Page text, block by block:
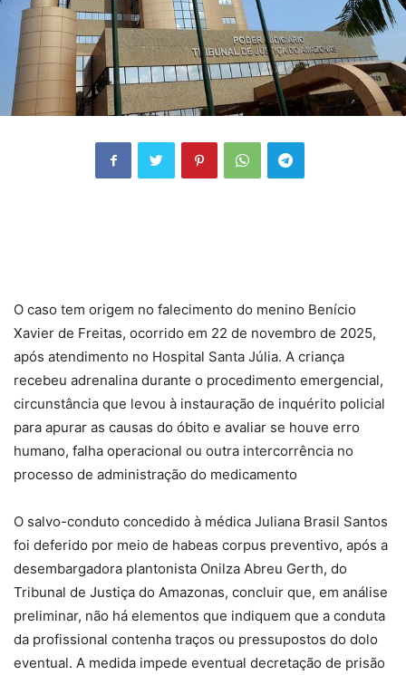
O caso tem origem no falecimento do menino Benício
Xavier de Freitas, ocorrido em 22 de novembro de 2025,
após atendimento no Hospital Santa Júlia. A criança
recebeu adrenalina durante o procedimento emergencial,
circunstância que levou à instauração de inquérito policial
para apurar as causas do óbito e avaliar se houve erro
humano, falha operacional ou outra intercorrência no
processo de administração do medicamento
O salvo-conduto concedido à médica Juliana Brasil Santos
foi deferido por meio de habeas corpus preventivo, após a
desembargadora plantonista Onilza Abreu Gerth, do
Tribunal de Justiça do Amazonas, concluir que, em análise
preliminar, não há elementos que indiquem que a conduta
da profissional contenha traços ou pressupostos do dolo
eventual. A medida impede eventual decretação de prisão